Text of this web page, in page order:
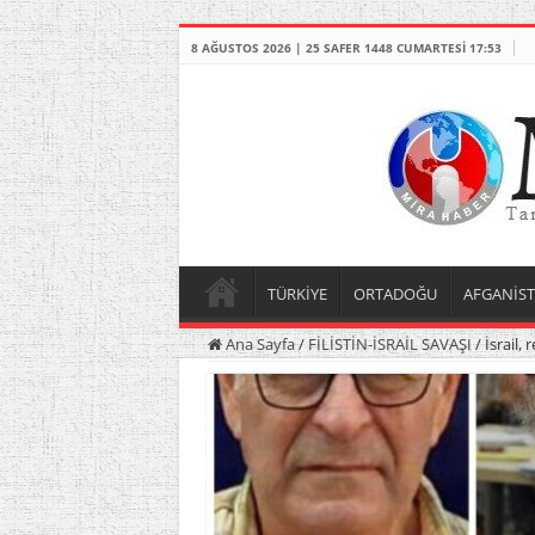
8 AĞUSTOS 2026 | 25 SAFER 1448 CUMARTESI 17:53
TÜRKİYE ORTADOĞU
Ana Sayfa/FİLİSTİN-İSRAİL SAVAŞI/İsrail,